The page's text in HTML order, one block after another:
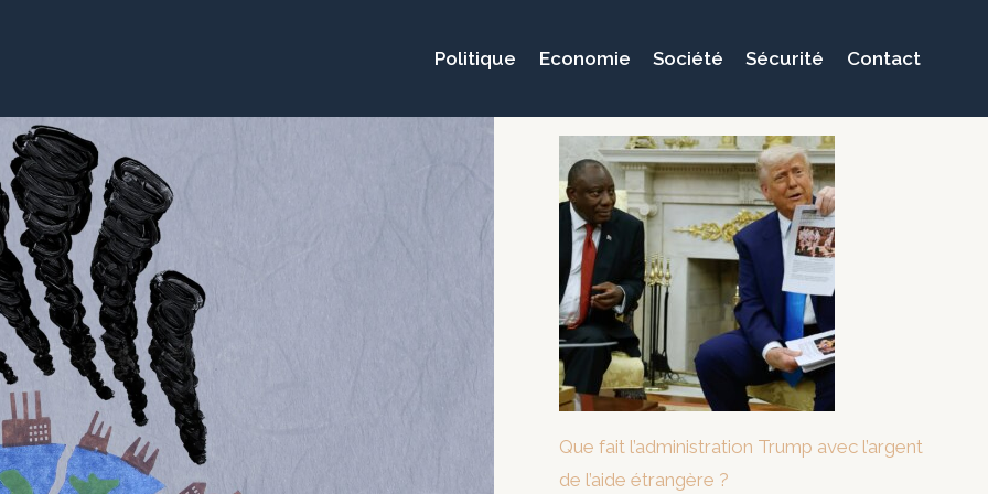
Politique Economie Société Sécurité Contact
Que fait l’administration Trump avec l’argent
de l’aide étrangère ?